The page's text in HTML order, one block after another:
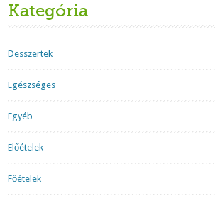
Kategória
Desszertek
Egészséges
Egyéb
Előételek
Főételek